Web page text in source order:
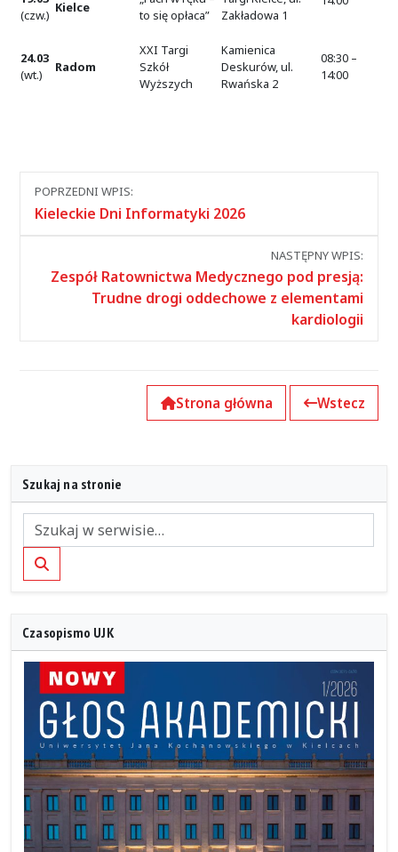
(czw.) Kielce
to się opłaca”
Zakładowa 1
24.03
(wt.)
Radom
XXI Targi
Szkół
Wyższych
Kamienica
Deskurów, ul.
Rwańska 2
08:30 –
14:00
Nawigacja
między
POPRZEDNI WPIS:
Kieleckie Dni Informatyki 2026
NASTĘPNY WPIS:
Zespół Ratownictwa Medycznego pod presją:
Trudne drogi oddechowe z elementami
kardiologii
Strona główna Wstecz
Szukaj na stronie
Szukaj
Czasopismo UJK